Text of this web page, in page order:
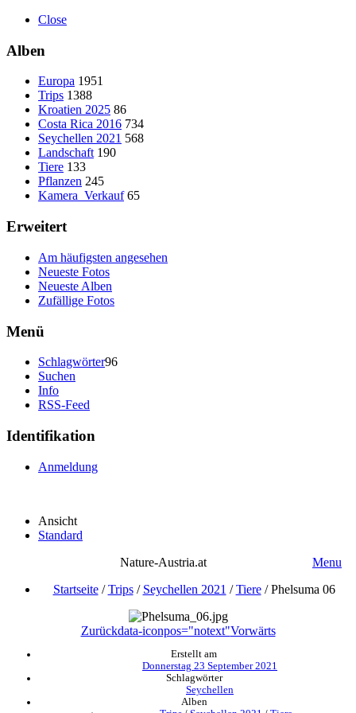
Close
Alben
Europa 1951
Trips 1388
Kroatien 2025 86
Costa Rica 2016 734
Seychellen 2021 568
Landschaft 190
Tiere 133
Pflanzen 245
Kamera_Verkauf 65
Erweitert
Am häufigsten angesehen
Neueste Fotos
Neueste Alben
Zufällige Fotos
Menü
Schlagwörter96
Suchen
Info
RSS-Feed
Identifikation
Anmeldung
Ansicht
Standard
Nature-Austria.at
Menu
Startseite/Trips/ Seychellen 2021 /Tiere/Phelsuma 06
Zurückdata-iconpos="notext"Vorwärts
Erstellt am
Donnerstag 23 September 2021
Schlagwörter
Seychellen
Alben